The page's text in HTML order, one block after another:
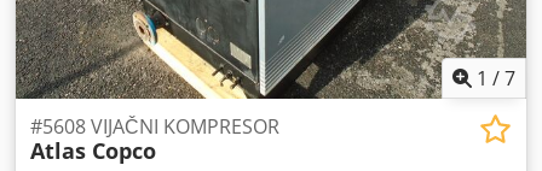
1 /7
#5608 VIJAČNI KOMPRESOR
Atlas Copco